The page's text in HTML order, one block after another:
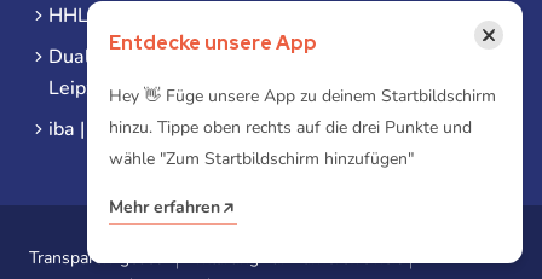
HHL Leipzig
Duale Hochschule Sachsen (DHSN) am Standort
Leipzig
iba | Campus Leipzig
Transparenzgesetz
Entdecke unsere App ×
Hey 👋 Füge unsere App zu deinem Startbildschirm
hinzu. Tippe oben rechts auf die drei Punkte und
wähle "Zum Startbildschirm hinzufügen"
Mehr erfahren